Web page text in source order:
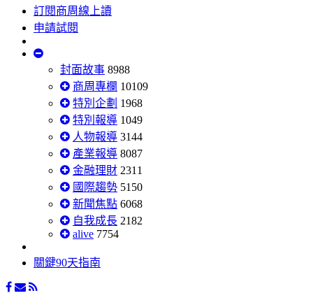
訂閱商周線上讀
申請試閱
封面故事 8988
商周專欄 10109
特別企劃 1968
特別報導 1049
人物報導 3144
產業報導 8087
金融理財 2311
國際趨勢 5150
新聞焦點 6068
自我成長 2182
alive 7754
關鍵90天指南